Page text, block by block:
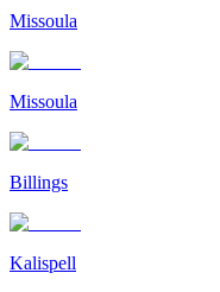
Missoula
Missoula
Billings
Kalispell